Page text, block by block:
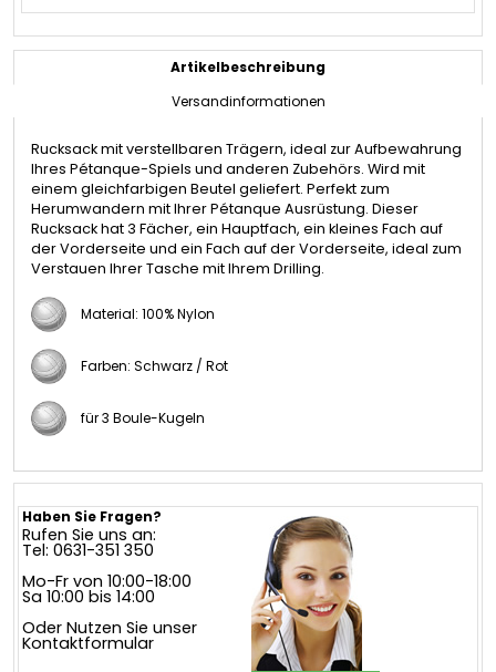
Artikelbeschreibung
Versandinformationen
Rucksack mit verstellbaren Trägern, ideal zur Aufbewahrung
Ihres Pétanque-Spiels und anderen Zubehörs. Wird mit
einem gleichfarbigen Beutel geliefert. Perfekt zum
Herumwandern mit Ihrer Pétanque Ausrüstung. Dieser
Rucksack hat 3 Fächer, ein Hauptfach, ein kleines Fach auf
der Vorderseite und ein Fach auf der Vorderseite, ideal zum
Verstauen Ihrer Tasche mit Ihrem Drilling.
Material: 100% Nylon
Farben: Schwarz / Rot
für 3 Boule-Kugeln
Haben Sie Fragen?
Rufen Sie uns an:
Tel: 0631-351 350
Mo-Fr von 10:00-18:00
Sa 10:00 bis 14:00
Oder Nutzen Sie unser
Kontaktformular